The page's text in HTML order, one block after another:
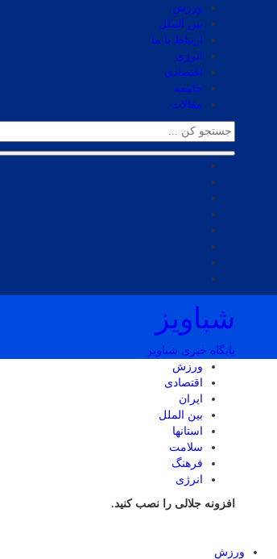
ورزش
بین الملل
ارتباط با ما
انرژی
اقتصادی
جامعه
مقالات
شباویز
پایگاه خبری شباویز
ورزش
اقتصادی
ایران
بین الملل
استانها
سلامت
فرهنگ
انرژی
افزونه جلالی را نصب کنید.
ورزش